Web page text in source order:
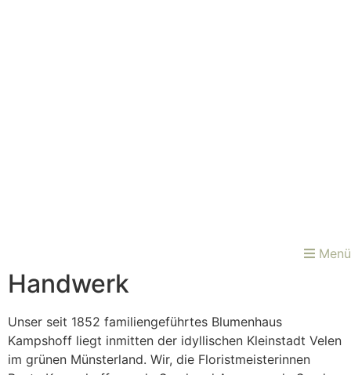
Menü
Handwerk
Unser seit 1852 familiengeführtes Blumenhaus
Kampshoff liegt inmitten der idyllischen Kleinstadt Velen
im grünen Münsterland. Wir, die Floristmeisterinnen